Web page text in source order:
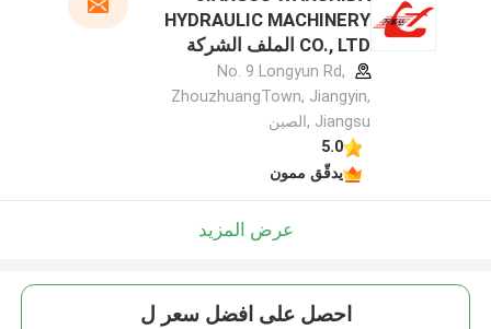
HYDRAULIC MACHINERY
CO., LTD الملف الشركة
المصنعة
No. 9 Longyun Rd,
ZhouzhuangTown, Jiangyin,
Jiangsu ,الصين
5.0
يدقّق ممون
عرض المزيد
احصل على افضل سعر ل